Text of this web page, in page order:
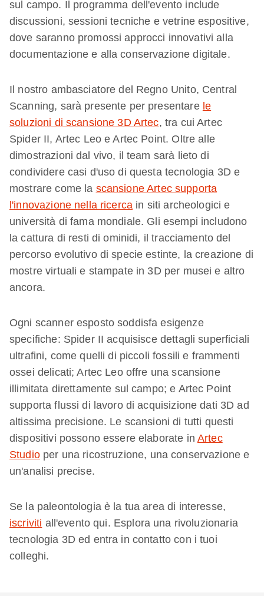
sul campo. Il programma dell'evento include
discussioni, sessioni tecniche e vetrine espositive,
dove saranno promossi approcci innovativi alla
documentazione e alla conservazione digitale.
Il nostro ambasciatore del Regno Unito, Central
Scanning, sarà presente per presentare le
soluzioni di scansione 3D Artec, tra cui Artec
Spider II, Artec Leo e Artec Point. Oltre alle
dimostrazioni dal vivo, il team sarà lieto di
condividere casi d'uso di questa tecnologia 3D e
mostrare come la scansione Artec supporta
l'innovazione nella ricerca in siti archeologici e
università di fama mondiale. Gli esempi includono
la cattura di resti di ominidi, il tracciamento del
percorso evolutivo di specie estinte, la creazione di
mostre virtuali e stampate in 3D per musei e altro
ancora.
Ogni scanner esposto soddisfa esigenze
specifiche: Spider II acquisisce dettagli superficiali
ultrafini, come quelli di piccoli fossili e frammenti
ossei delicati; Artec Leo offre una scansione
illimitata direttamente sul campo; e Artec Point
supporta flussi di lavoro di acquisizione dati 3D ad
altissima precisione. Le scansioni di tutti questi
dispositivi possono essere elaborate in Artec
Studioper una ricostruzione, una conservazione e
un'analisi precise.
Se la paleontologia è la tua area di interesse,
iscriviti all'evento qui. Esplora una rivoluzionaria
tecnologia 3D ed entra in contatto con i tuoi
colleghi.